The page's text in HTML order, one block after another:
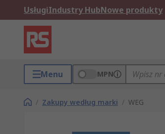
UsługiIndustry HubNowe produkty
Menu MPN
/ Zakupy według marki / WEG